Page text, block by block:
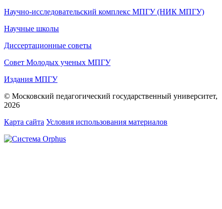
Научно-исследовательский комплекс МПГУ (НИК МПГУ)
Научные школы
Диссертационные советы
Совет Молодых ученых МПГУ
Издания МПГУ
© Московский педагогический государственный университет,
2026
Карта сайта Условия использования материалов